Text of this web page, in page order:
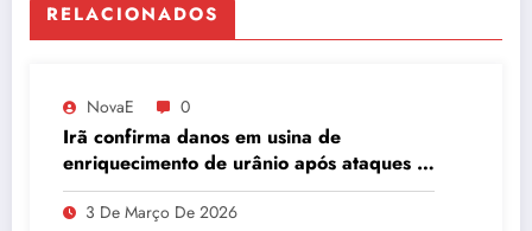
RELACIONADOS
NovaE 0
Irã confirma danos em usina de
enriquecimento de urânio após ataques e
embaixador evita detalhes sobre
quantidade de urânio enriquecido
3 De Março De 2026